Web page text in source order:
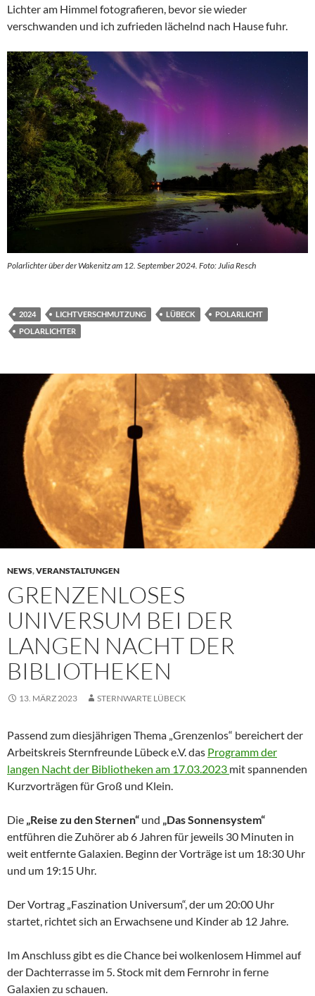
Lichter am Himmel fotografieren, bevor sie wieder
verschwanden und ich zufrieden lächelnd nach Hause fuhr.
Polarlichter über der Wakenitz am 12. September 2024. Foto: Julia Resch
2024 LICHTVERSCHMUTZUNG LÜBECK
POLARLICHT
POLARLICHTER
NEWS,VERANSTALTUNGEN
GRENZENLOSES
UNIVERSUM BEI DER
LANGEN NACHT DER
BIBLIOTHEKEN
13. MÄRZ 2023 STERNWARTE LÜBECK
Passend zum diesjährigen Thema „Grenzenlos“ bereichert der
Arbeitskreis Sternfreunde Lübeck e.V. das Programm der
langen Nacht der Bibliotheken am 17.03.2023 mit spannenden
Kurzvorträgen für Groß und Klein.
Die „Reise zu den Sternen“ und „Das Sonnensystem“
entführen die Zuhörer ab 6 Jahren für jeweils 30 Minuten in
weit entfernte Galaxien. Beginn der Vorträge ist um 18:30 Uhr
und um 19:15 Uhr.
Der Vortrag „Faszination Universum“, der um 20:00 Uhr
startet, richtet sich an Erwachsene und Kinder ab 12 Jahre.
Im Anschluss gibt es die Chance bei wolkenlosem Himmel auf
der Dachterrasse im 5. Stock mit dem Fernrohr in ferne
Galaxien zu schauen.